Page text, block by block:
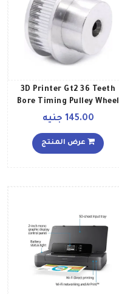
3D Printer Gt2 36 Teeth
Bore Timing Pulley Wheel
Silver
145.00 جنيه
عرض المنتج